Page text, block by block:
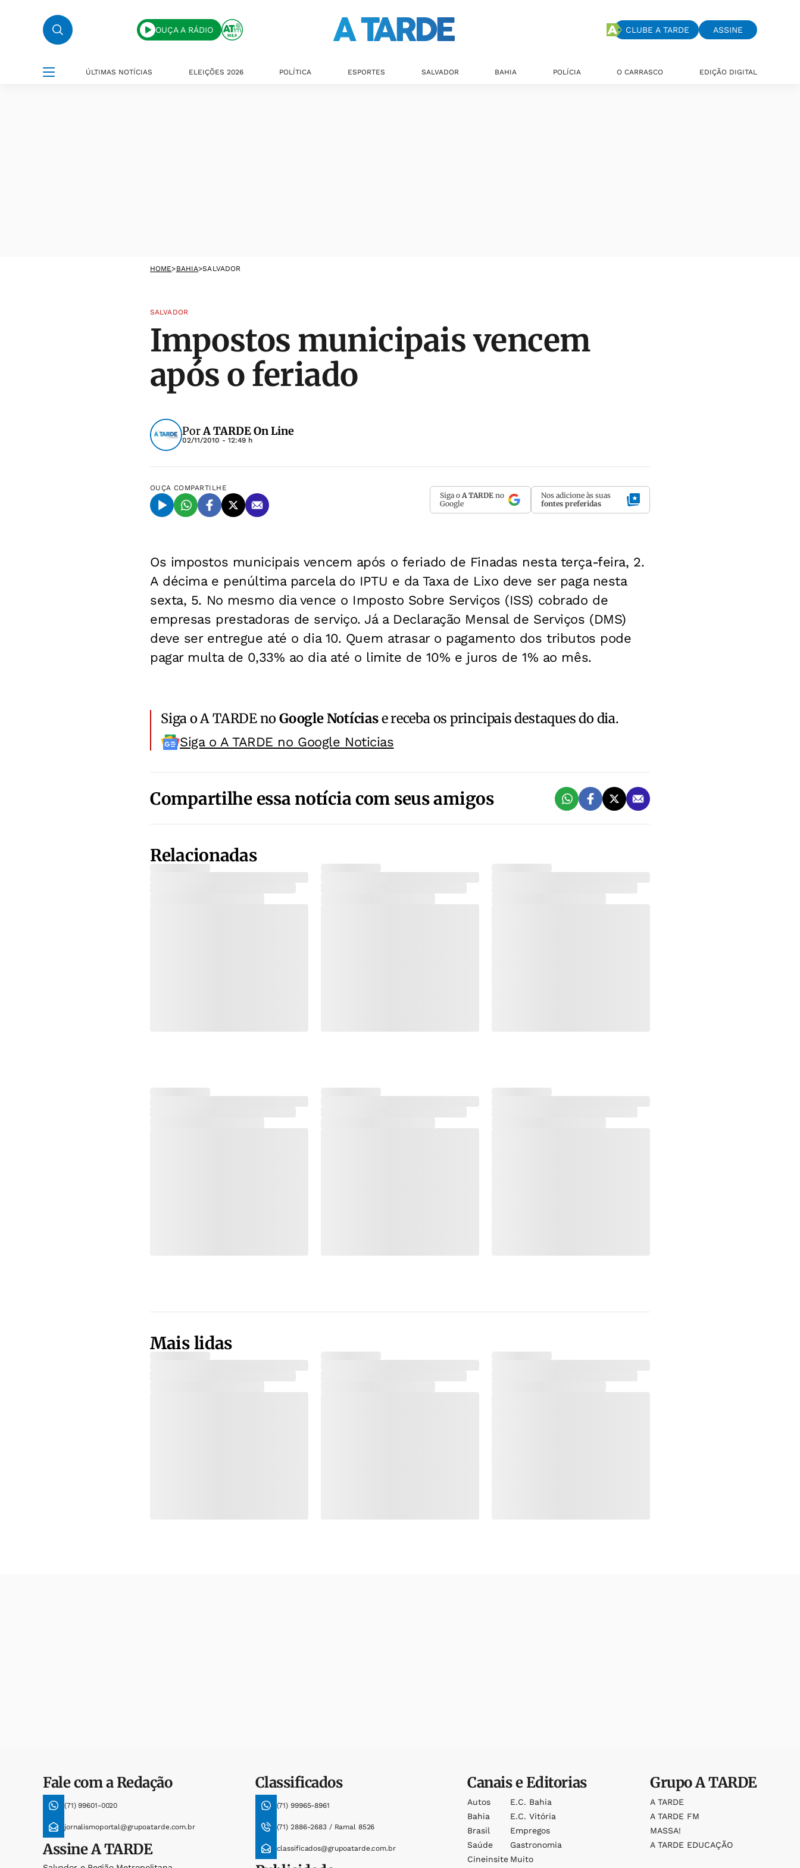
OUÇA A RÁDIO CLUBE A TARDE ASSINE
ÚLTIMAS NOTÍCIAS ELEIÇÕES 2026 POLÍTICA ESPORTES SALVADOR BAHIA POLÍCIA O CARRASCO EDIÇÃO DIGITAL
HOME>BAHIA>SALVADOR
SALVADOR
Impostos municipais vencem
após o feriado
PorA TARDE On Line
02/11/2010 - 12:49 h
OUÇA COMPARTILHE
Siga o A TARDE no
Google
Nos adicione às suas
fontes preferidas
Os impostos municipais vencem após o feriado de Finadas nesta terça-feira, 2.
A décima e penúltima parcela do IPTU e da Taxa de Lixo deve ser paga nesta
sexta, 5. No mesmo dia vence o Imposto Sobre Serviços (ISS) cobrado de
empresas prestadoras de serviço. Já a Declaração Mensal de Serviços (DMS)
deve ser entregue até o dia 10. Quem atrasar o pagamento dos tributos pode
pagar multa de 0,33% ao dia até o limite de 10% e juros de 1% ao mês.
Siga o A TARDE noGoogle Notíciase receba os principais destaques do dia.
Siga o A TARDE no Google Noticias
Compartilhe essa notícia com seus amigos
Relacionadas
Mais lidas
Fale com a Redação
(71) 99601-0020
jornalismoportal@grupoatarde.com.br
AssineA TARDE
Classificados
(71) 99965-8961
(71) 2886-2683 / Ramal 8526
classificados@grupoatarde.com.br
Canais e Editorias
Autos
Bahia
Brasil
Saúde
Cineinsite
E.c. Bahia
E.c. Vitória
Empregos
Gastronomia
Muito
GrupoA TARDE
A TARDE
A TARDE FM
MASSA!
A TARDE EDUCAÇÃO